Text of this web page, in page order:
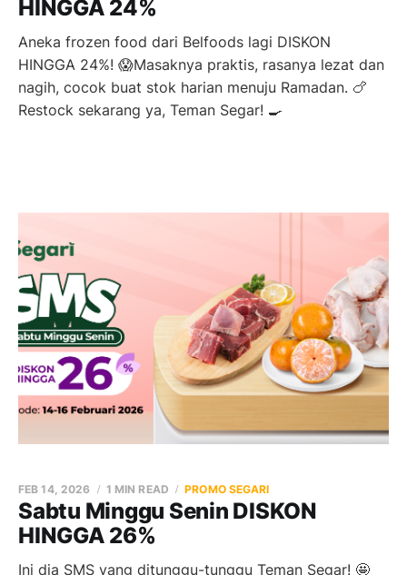
HINGGA 24%
Aneka frozen food dari Belfoods lagi DISKON
HINGGA 24%! 😱Masaknya praktis, rasanya lezat dan
nagih, cocok buat stok harian menuju Ramadan. 🍗
Restock sekarang ya, Teman Segar! 🍳
Sabtu Minggu Senin DISKON
HINGGA 26%
FEB 14, 2026 1 MIN READ PROMO SEGARI
Ini dia SMS yang ditunggu-tunggu Teman Segar! 🤩